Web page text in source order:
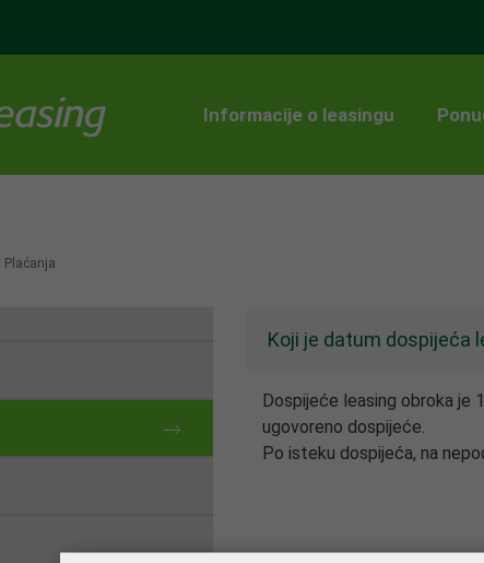
Informacije o leasingu
Plaćanja
Koji je datum dospijeća
Dospijeće leasing obroka je
ugovoreno dospijeće.
Po isteku dospijeća, na